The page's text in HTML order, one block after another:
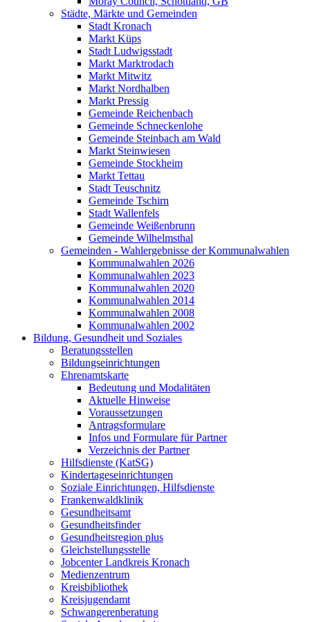
Städte, Märkte und Gemeinden
Stadt Kronach
Markt Küps
Stadt Ludwigsstadt
Markt Marktrodach
Markt Mitwitz
Markt Nordhalben
Markt Pressig
Gemeinde Reichenbach
Gemeinde Schneckenlohe
Gemeinde Steinbach am Wald
Markt Steinwiesen
Gemeinde Stockheim
Markt Tettau
Stadt Teuschnitz
Gemeinde Tschirn
Stadt Wallenfels
Gemeinde Weißenbrunn
Gemeinde Wilhelmsthal
Gemeinden - Wahlergebnisse der Kommunalwahlen
Kommunalwahlen 2026
Kommunalwahlen 2023
Kommunalwahlen 2020
Kommunalwahlen 2014
Kommunalwahlen 2008
Kommunalwahlen 2002
Bildung, Gesundheit und Soziales
Beratungsstellen
Bildungseinrichtungen
Ehrenamtskarte
Bedeutung und Modalitäten
Aktuelle Hinweise
Voraussetzungen
Antragsformulare
Infos und Formulare für Partner
Verzeichnis der Partner
Hilfsdienste (KatSG)
Kindertageseinrichtungen
Soziale Einrichtungen, Hilfsdienste
Frankenwaldklinik
Gesundheitsamt
Gesundheitsfinder
Gesundheitsregion plus
Gleichstellungsstelle
Jobcenter Landkreis Kronach
Medienzentrum
Kreisbibliothek
Kreisjugendamt
Schwangerenberatung